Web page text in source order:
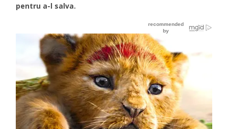
pentru a-l salva.